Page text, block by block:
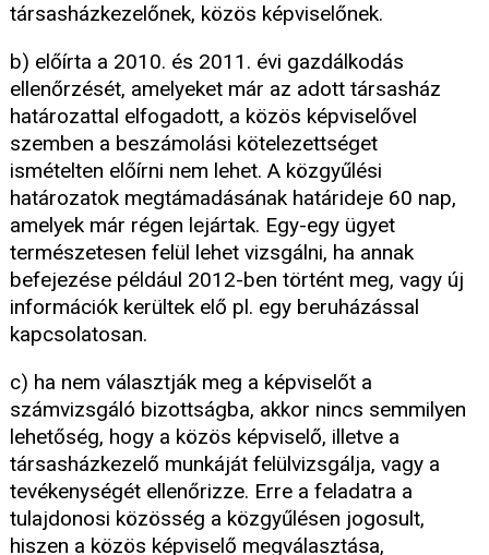
társasházkezelőnek, közös képviselőnek.
b) előírta a 2010. és 2011. évi gazdálkodás
ellenőrzését, amelyeket már az adott társasház
határozattal elfogadott, a közös képviselővel
szemben a beszámolási kötelezettséget
ismételten előírni nem lehet. A közgyűlési
határozatok megtámadásának határideje 60 nap,
amelyek már régen lejártak. Egy-egy ügyet
természetesen felül lehet vizsgálni, ha annak
befejezése például 2012-ben történt meg, vagy új
információk kerültek elő pl. egy beruházással
kapcsolatosan.
c) ha nem választják meg a képviselőt a
számvizsgáló bizottságba, akkor nincs semmilyen
lehetőség, hogy a közös képviselő, illetve a
társasházkezelő munkáját felülvizsgálja, vagy a
tevékenységét ellenőrizze. Erre a feladatra a
tulajdonosi közösség a közgyűlésen jogosult,
hiszen a közös képviselő megválasztása,